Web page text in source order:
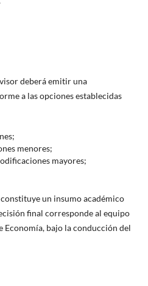
deberá emitir una
a las opciones establecidas
menores;
mayores;
un insumo académico
final corresponde al equipo
Economía, bajo la conducción del